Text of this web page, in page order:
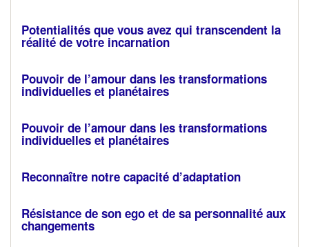
Potentialités que vous avez qui transcendent la
réalité de votre incarnation
Pouvoir de l’amour dans les transformations
individuelles et planétaires
Pouvoir de l’amour dans les transformations
individuelles et planétaires
Reconnaître notre capacité d’adaptation
Résistance de son ego et de sa personnalité aux
changements